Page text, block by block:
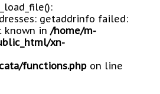
getaddrinfo failed:
known in /home/m-
xn-
functions.php on line